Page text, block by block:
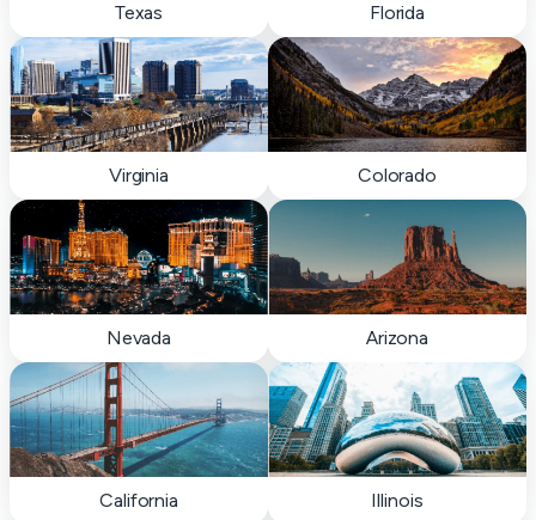
Texas Florida
Virginia Colorado
Nevada Arizona
California Illinois